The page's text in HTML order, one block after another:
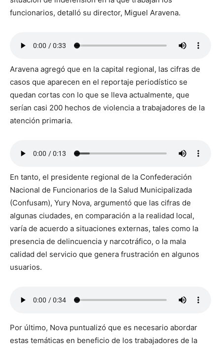
funcionarios, detalló su director, Miguel Aravena.
Aravena agregó que en la capital regional, las cifras de
casos que aparecen en el reportaje periodístico se
quedan cortas con lo que se lleva actualmente, que
serían casi 200 hechos de violencia a trabajadores de la
atención primaria.
En tanto, el presidente regional de la Confederación
Nacional de Funcionarios de la Salud Municipalizada
(Confusam), Yury Nova, argumentó que las cifras de
algunas ciudades, en comparación a la realidad local,
varía de acuerdo a situaciones externas, tales como la
presencia de delincuencia y narcotráfico, o la mala
calidad del servicio que genera frustración en algunos
usuarios.
Por último, Nova puntualizó que es necesario abordar
estas temáticas en beneficio de los trabajadores de la